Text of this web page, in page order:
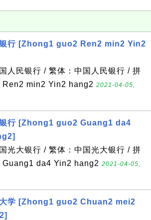
行 [Zhong1 guo2 Ren2 min2 Yin2
人民银行 / 繁体：中国人民银行 / 拼
min2 Yin2 hang2 2021-04-05,
行 [Zhong1 guo2 Guang1 da4
光大银行 / 繁体：中国光大银行 / 拼
da4 Yin2 hang2 2021-04-05,
学 [Zhong1 guo2 Chuan2 mei2